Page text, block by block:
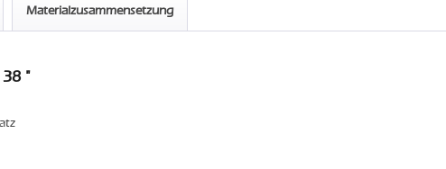
Materialzusammensetzung
"